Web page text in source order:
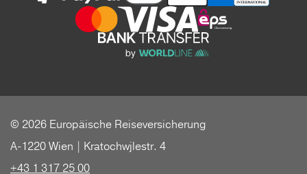
© 2026 Europäische Reiseversicherung
A-1220 Wien | Kratochwjlestr. 4
+43 1 317 25 00